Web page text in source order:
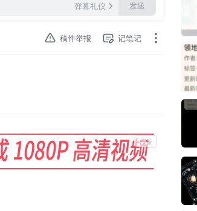
弹幕礼仪 发送
稿件举报 记笔记